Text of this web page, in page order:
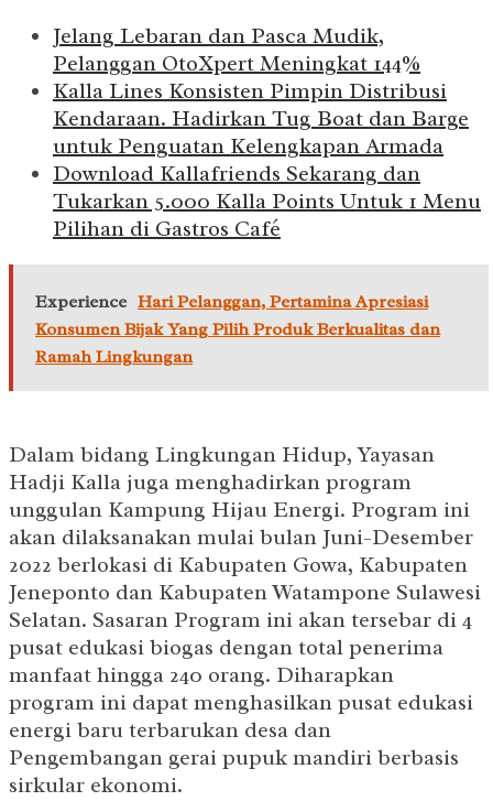
Jelang Lebaran dan Pasca Mudik,
Pelanggan OtoXpert Meningkat 144%
Kalla Lines Konsisten Pimpin Distribusi
Kendaraan. Hadirkan Tug Boat dan Barge
untuk Penguatan Kelengkapan Armada
Download Kallafriends Sekarang dan
Tukarkan 5.000 Kalla Points Untuk 1 Menu
Pilihan di Gastros Café
Experience Hari Pelanggan, Pertamina Apresiasi
Konsumen Bijak Yang Pilih Produk Berkualitas dan
Ramah Lingkungan
Dalam bidang Lingkungan Hidup, Yayasan
Hadji Kalla juga menghadirkan program
unggulan Kampung Hijau Energi. Program ini
akan dilaksanakan mulai bulan Juni-Desember
2022 berlokasi di Kabupaten Gowa, Kabupaten
Jeneponto dan Kabupaten Watampone Sulawesi
Selatan. Sasaran Program ini akan tersebar di 4
pusat edukasi biogas dengan total penerima
manfaat hingga 240 orang. Diharapkan
program ini dapat menghasilkan pusat edukasi
energi baru terbarukan desa dan
Pengembangan gerai pupuk mandiri berbasis
sirkular ekonomi.